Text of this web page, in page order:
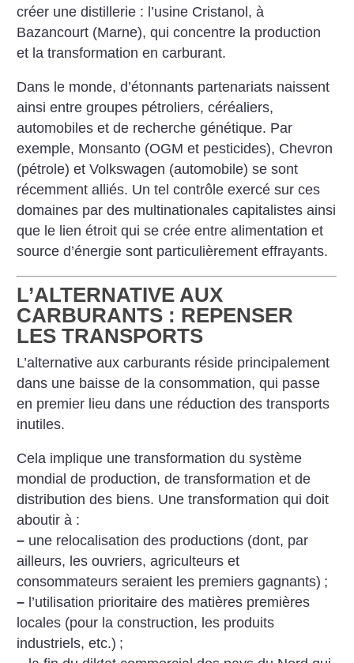
créer une distillerie : l’usine Cristanol, à
Bazancourt (Marne), qui concentre la production
et la transformation en carburant.
Dans le monde, d’étonnants partenariats naissent
ainsi entre groupes pétroliers, céréaliers,
automobiles et de recherche génétique. Par
exemple, Monsanto (OGM et pesticides), Chevron
(pétrole) et Volkswagen (automobile) se sont
récemment alliés. Un tel contrôle exercé sur ces
domaines par des multinationales capitalistes ainsi
que le lien étroit qui se crée entre alimentation et
source d’énergie sont particulièrement effrayants.
L’ALTERNATIVE AUX
CARBURANTS : REPENSER
LES TRANSPORTS
L’alternative aux carburants réside principalement
dans une baisse de la consommation, qui passe
en premier lieu dans une réduction des transports
inutiles.
Cela implique une transformation du système
mondial de production, de transformation et de
distribution des biens. Une transformation qui doit
aboutir à :
– une relocalisation des productions (dont, par
ailleurs, les ouvriers, agriculteurs et
consommateurs seraient les premiers gagnants) ;
– l’utilisation prioritaire des matières premières
locales (pour la construction, les produits
industriels, etc.) ;